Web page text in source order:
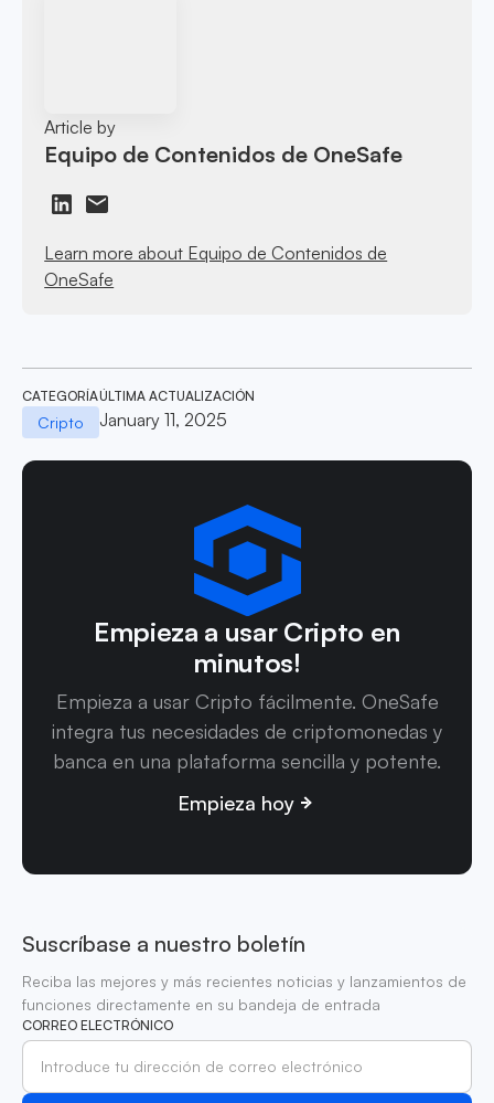
Article by
Equipo de Contenidos de OneSafe
Learn more about Equipo de Contenidos de
OneSafe
CATEGORÍA
Cripto
ÚLTIMA ACTUALIZACIÓN
January 11, 2025
Empieza a usar Cripto en
minutos!
Empieza a usar Cripto fácilmente. OneSafe
integra tus necesidades de criptomonedas y
banca en una plataforma sencilla y potente.
Empieza hoy
Suscríbase a nuestro boletín
Reciba las mejores y más recientes noticias y lanzamientos de
funciones directamente en su bandeja de entrada
CORREO ELECTRÓNICO